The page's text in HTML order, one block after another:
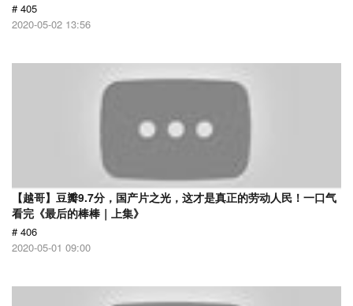
# 405
2020-05-02 13:56
【越哥】豆瓣9.7分，国产片之光，这才是真正的劳动人民！一口气
看完《最后的棒棒｜上集》
# 406
2020-05-01 09:00